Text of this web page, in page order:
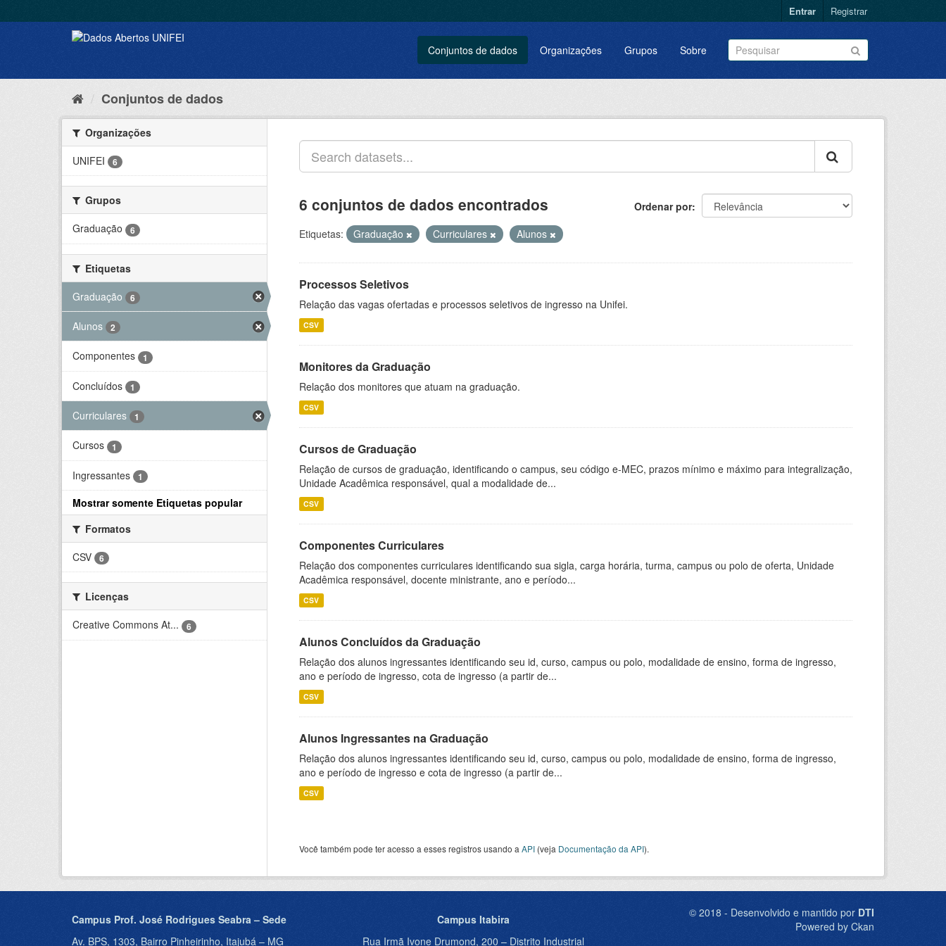
Entrar Registrar
Conjuntos de dados Organizações Grupos Sobre
Conjuntos de dados
Organizações
UNIFEI
6
Grupos
Graduação
6
Etiquetas
Graduação
6
Alunos 2
Componentes 1
Concluídos 1
Curriculares 1
Cursos 1
Ingressantes 1
Mostrar somente Etiquetas popular
Formatos
CSV
6
Licenças
Creative Commons At...
6
Ordenar por
6 conjuntos de dados encontrados
Etiquetas: Graduação Curriculares Alunos
Processos Seletivos
Relação das vagas ofertadas e processos seletivos de ingresso na Unifei.
CSV
Monitores da Graduação
Relação dos monitores que atuam na graduação.
CSV
Cursos de Graduação
Relação de cursos de graduação, identificando o campus, seu código e-MEC, prazos mínimo e máximo para integralização,
Unidade Acadêmica responsável, qual a modalidade de...
CSV
Componentes Curriculares
Relação dos componentes curriculares identificando sua sigla, carga horária, turma, campus ou polo de oferta, Unidade
Acadêmica responsável, docente ministrante, ano e período...
CSV
Alunos Concluídos da Graduação
Relação dos alunos ingressantes identificando seu id, curso, campus ou polo, modalidade de ensino, forma de ingresso,
ano e período de ingresso, cota de ingresso (a partir de...
CSV
Alunos Ingressantes na Graduação
Relação dos alunos ingressantes identificando seu id, curso, campus ou polo, modalidade de ensino, forma de ingresso,
ano e período de ingresso e cota de ingresso (a partir de...
CSV
Você também pode ter acesso a esses registros usando a API (veja Documentação da API).
Campus Prof. José Rodrigues Seabra – Sede
Av. BPS, 1303, Bairro Pinheirinho, Itajubá – MG
Campus Itabira
Rua Irmã Ivone Drumond, 200 – Distrito Industrial
© 2018 - Desenvolvido e mantido por DTI
Powered by Ckan